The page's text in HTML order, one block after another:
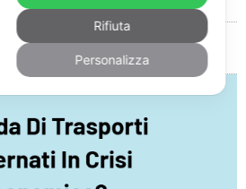
05:43
Rifiuta
Personalizza